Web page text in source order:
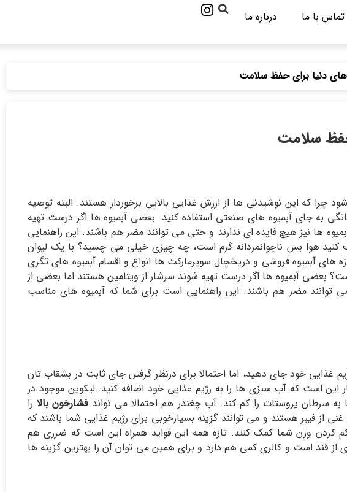
تماس با ما درباره ما
های دنیا برای حفظ سلامت
حفظ سلامت
چرا که این نوشیدنی ها از ارزش غذایی بالایی برخوردار هستند. البته توصیه
به جای آبمیوه های صنعتی استفاده کنید. بعضی آبمیوه ها اگر درست تهیه
ها نیز هیچ فایده ای ندارند و حتی می توانند مضر هم باشند. این راهنمایی
بس ناجوانمردانه گرم است، چه چیزی خیلی می چسبد؟ با یک لیوان
های آبمیوه فروشی و دریخچال سوپرمارکت ها انواع و اقسام آبمیوه های تگری
بعضی آبمیوه ها اگر درست تهیه شوند سرشار از ویتامین هستند اما بعضی از
توانند مضر هم باشند. این راهنمایی است برای شما که آبمیوه های مناسب
غذایی خود جای دهید، اما احتمالا برای درنظر گرفتن جای ثابت در بشقاب تان
است که آب سبزی ها را به رژیم غذایی خود اضافه کنید. لیکوین موجود در
به سرطان پروستات را کم کند. آب چغندر هم احتمالا می تواندفشارخون بالارا
فیبر هستند و می توانند گزینه بسیارخوبی برای رژیم غذایی شما باشند که
وزن شما کمک کنند. تازه همه این فواید همراه این است که ضرری هم
قند است و کالری کمی هم دارد و برای همین می توان آن را بهترین گزینه ها